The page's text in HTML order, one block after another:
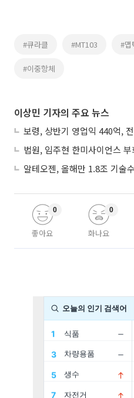
#큐라클 #MT103 #맵
#이중항체
이상민 기자의 주요 뉴스
법원, 임주현 한미사이언스
좋아요
0
화나요
0